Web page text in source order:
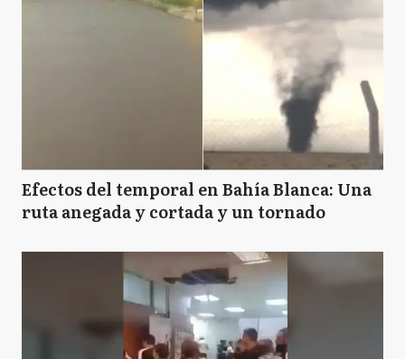
Efectos del temporal en Bahía Blanca: Una
ruta anegada y cortada y un tornado